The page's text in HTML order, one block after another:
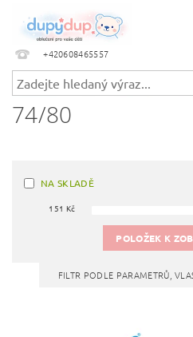
+420608465557
74/80
NA SKLADĚ
151 Kč
POLOŽEK K
FILTR PODLE PARAMETRŮ,